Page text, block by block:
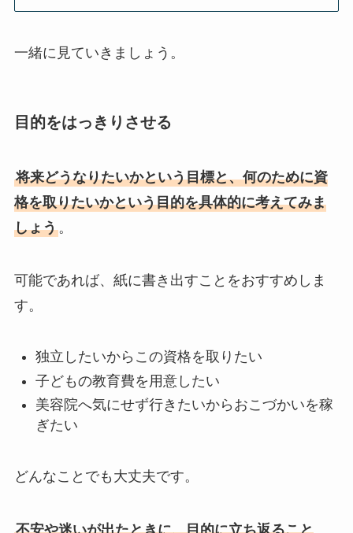
一緒に見ていきましょう。
目的をはっきりさせる
将来どうなりたいかという目標と、何のために資
格を取りたいかという目的を具体的に考えてみま
しょう。
可能であれば、紙に書き出すことをおすすめしま
す。
独立したいからこの資格を取りたい
子どもの教育費を用意したい
美容院へ気にせず行きたいからおこづかいを稼
ぎたい
どんなことでも大丈夫です。
不安や迷いが出たときに、目的に立ち返ること